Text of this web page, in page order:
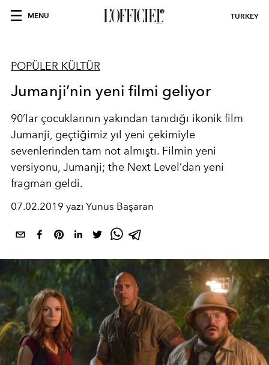
MENU TURKEY
POPÜLER KÜLTÜR
Jumanji’nin yeni filmi geliyor
90’lar çocuklarının yakından tanıdığı ikonik film
Jumanji, geçtiğimiz yıl yeni çekimiyle
sevenlerinden tam not almıştı. Filmin yeni
versiyonu, Jumanji; the Next Level’dan yeni
fragman geldi.
07.02.2019 yazı Yunus Başaran